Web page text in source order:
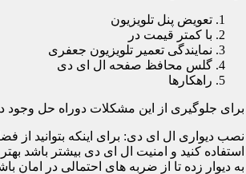
تعویض پنل تلویزیون
با کمتر قیمت در
نمایندگی تعمیر تلویزیون جعفری
گلس محافظ صفحه ال ای دی
راهکارها
برای جلوگیری از این مشکلات دوراه حل وجود
نصب دیواری ال ای دی: برای اینکه بتوانید از
استفاده کنید و امنیت ال ای دی بیشتر باشد
به دیوار زده تا از ضربه های احتمالی در امان